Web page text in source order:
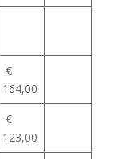
€
164,00
€
123,00